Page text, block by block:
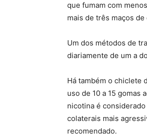
que fumam com
mais de três maços
Um dos métodos de
diariamente de um a
Há também o chiclete
uso de 10 a 15 gomas
nicotina é
colaterais mais
recomendado.